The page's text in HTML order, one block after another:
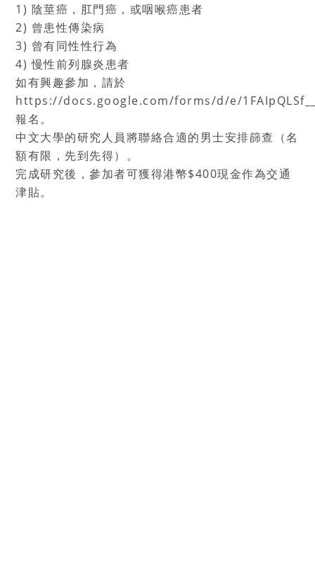
1) 陰莖癌，肛門癌，或咽喉癌患者
2) 曾患性傳染病
3) 曾有同性性行為
4) 慢性前列腺炎患者
如有興趣參加，請於
https://docs.google.com/forms/d/e/
報名。
中⽂⼤學的研究⼈員將聯絡合適的男⼠安排篩查（名
額有限，先到先得）。
完成研究後，參加者可獲得港幣$400現⾦作為交通
津貼。